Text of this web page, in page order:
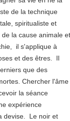
de la technique
spiritualiste et
la cause animale et
il s'applique à
et des êtres. Il
que des
Chercher l'âme
la séance
expérience
devise. Le noir et